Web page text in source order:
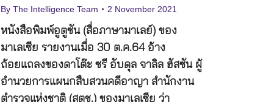
By The Intelligence Team 2 November 2021
หนังสือพิมพ์อูตูซัน (สื่อภาษามาเลย์) ของ
มาเลเซีย รายงานเมื่อ 30 ต.ค.64 อ้าง
ถ้อยแถลงของดาโต๊ะ ซรี อับดุล จาลิล ฮัสซัน ผู้
อำนวยการแผนกสืบสวนคดีอาญา สำนักงาน
ตำรวจแห่งชาติ (สตช.) ของมาเลเซีย ว่า